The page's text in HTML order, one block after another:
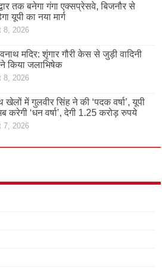
तक बनेगा गंगा एक्सप्रेसवे, बिजनौर से
यूपी का नया मार्ग
8, 2026
मदिर: शृंगार गौरी केस से जुड़ी वादिनी
किया जलाभिषेक
8, 2026
खेलों में गुलवीर सिंह ने की ‘पदक वर्षा’, यूपी
करेगी ‘धन वर्षा’, देगी 1.25 करोड़ रुपये
7, 2026